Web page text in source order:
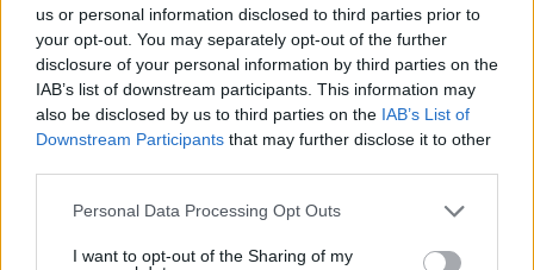
us or personal information disclosed to third parties prior to
your opt-out. You may separately opt-out of the further
disclosure of your personal information by third parties on the
IAB’s list of downstream participants. This information may
also be disclosed by us to third parties on the IAB’s List of
Downstream Participants that may further disclose it to other
Please note that this website/app uses one or more Google
not limited to your visit or usage behaviour. You may click to
Personal Data Processing Opt Outs
I want to opt-out of the Sharing of my
Συνελήφθησαν ο διευθυντής κι ο τεχνικός ασφαλείας
του ΔΕΔΔΗΕ στην Άρτα με εντολή εισαγγελέα
πριν 8 λεπτά
Οι αργεντίνικοι παπαγάλοι είναι ο φόβος και τρόμος
της Ισπανίας: Η αθώα μόδα των '70s που μετατράπηκε
σε καταστροφή
πριν 8 λεπτά
κρουαζιερόπλοιο για 15 χρόνια: «Το αποφάσισα σε 10
πριν 9 λεπτά